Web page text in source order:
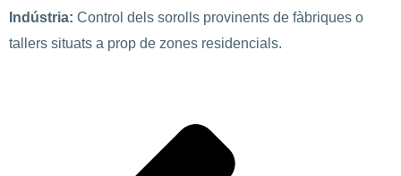
Indústria: Control dels sorolls provinents de fàbriques o
tallers situats a prop de zones residencials.